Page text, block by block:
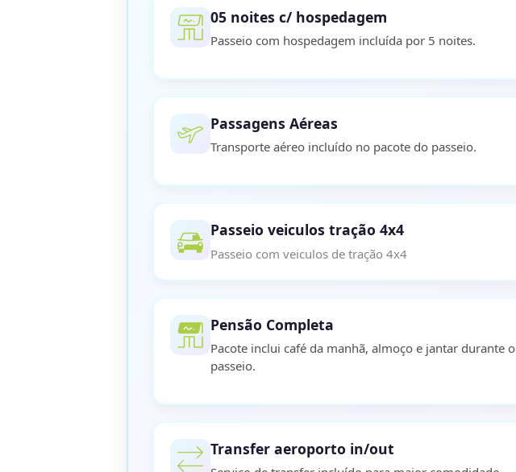
05 noites c/ hospedagem
Passeio com hospedagem incluída por 5 noites.
Passagens Aéreas
Transporte aéreo incluído no pacote do passeio.
Passeio veiculos tração 4x4
Passeio com veiculos de tração 4x4
Pensão Completa
Pacote inclui café da manhã, almoço e jantar durante o
passeio.
Transfer aeroporto in/out